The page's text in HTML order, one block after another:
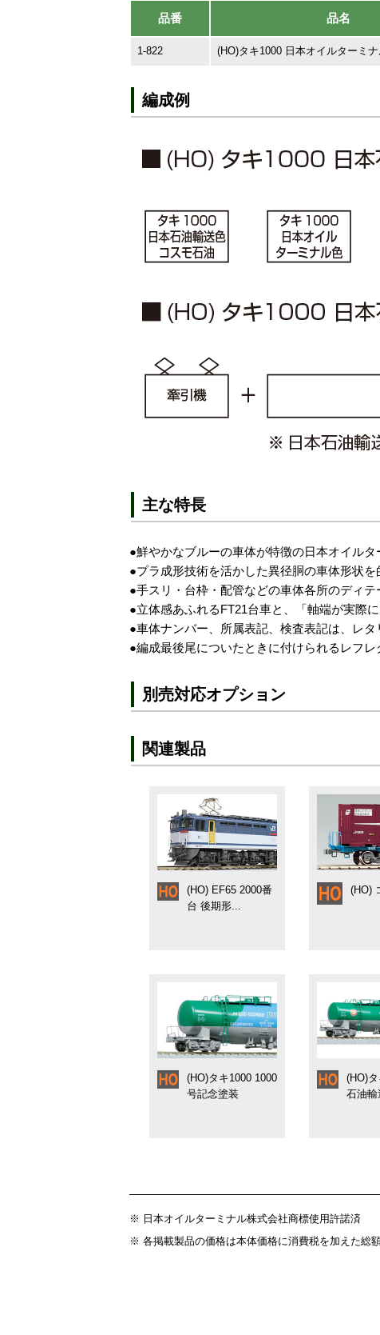
品番 品名
1-822 (HO)タキ1000 日本オイルターミ
編成例
主な特長
●鮮やかなブルーの車体が特徴の日本オイルタ
●プラ成形技術を活かした異径胴の車体形状を
●手スリ・台枠・配管などの車体各所のディテ
●立体感あふれるFT21台車と、「軸端が実際
●車体ナンバー、所属表記、検査表記は、レ
●編成最後尾についたときに付けられるレフ
別売対応オプション
関連製品
(HO) EF65 2000番
台 後期形...
(HO)
(HO)タキ1000 1000
号記念塗装
(HO)
石油
※ 日本オイルターミナル株式会社商標使用許諾済
※ 各掲載製品の価格は本体価格に消費税を加えた総額